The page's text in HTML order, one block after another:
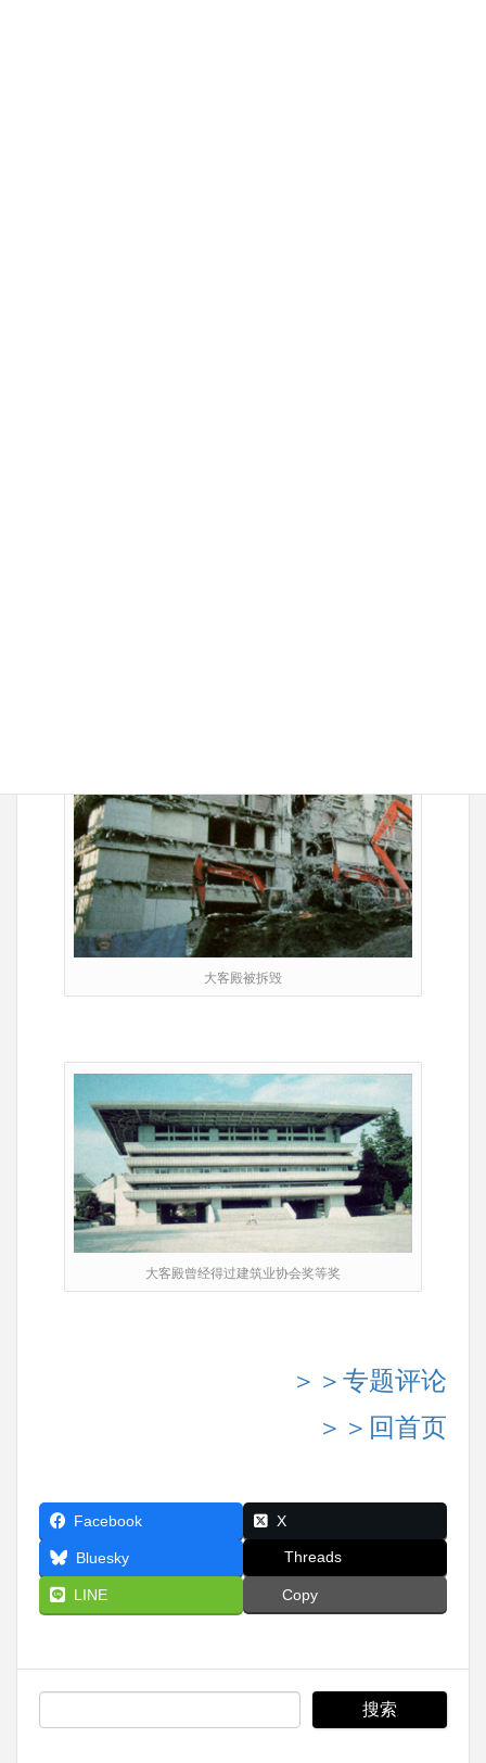
大客殿被拆毁
大客殿曾经得过建筑业协会奖等奖
＞＞专题评论
＞＞回首页
Facebook X
Bluesky Threads
LINE Copy